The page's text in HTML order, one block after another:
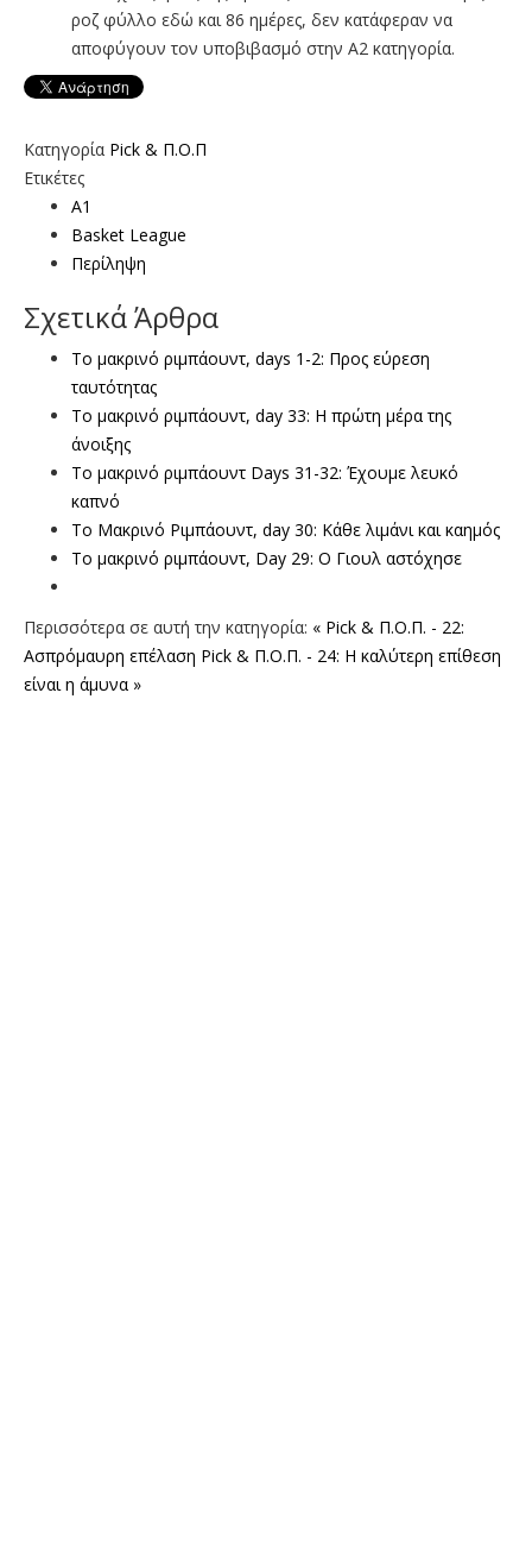
ροζ φύλλο εδώ και 86 ημέρες, δεν κατάφεραν να
αποφύγουν τον υποβιβασμό στην Α2 κατηγορία.
Κατηγορία Pick & Π.Ο.Π
Ετικέτες
Α1
Basket League
Περίληψη
Σχετικά Άρθρα
To μακρινό ριμπάουντ, days 1-2: Προς εύρεση
ταυτότητας
Το μακρινό ριμπάουντ, day 33: Η πρώτη μέρα της
άνοιξης
Το μακρινό ριμπάουντ Days 31-32: Έχουμε λευκό
καπνό
To Μακρινό Ριμπάουντ, day 30: Κάθε λιμάνι και καημός
Το μακρινό ριμπάουντ, Day 29: Ο Γιουλ αστόχησε
Περισσότερα σε αυτή την κατηγορία: « Pick & Π.Ο.Π. - 22:
Aσπρόμαυρη επέλαση Pick & Π.Ο.Π. - 24: H καλύτερη επίθεση
είναι η άμυνα »